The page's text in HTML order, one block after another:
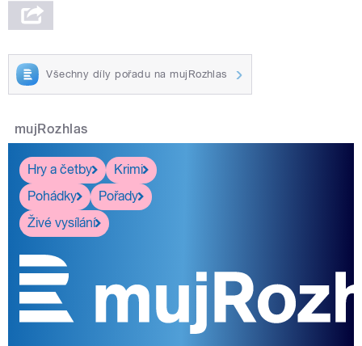
Všechny díly pořadu na mujRozhlas
mujRozhlas
Hry a četby
Krimi
Pohádky
Pořady
Živé vysílání